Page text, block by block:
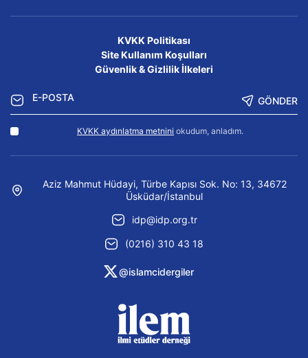
KVKK Politikası
Site Kullanım Koşulları
Güvenlik & Gizlilik İlkeleri
GÖNDER
KVKK aydınlatma metnini okudum, anladım.
Aziz Mahmut Hüdayi, Türbe Kapısı Sok. No: 13, 34672
Üsküdar/İstanbul
idp@idp.org.tr
(0216) 310 43 18
@islamcidergiler